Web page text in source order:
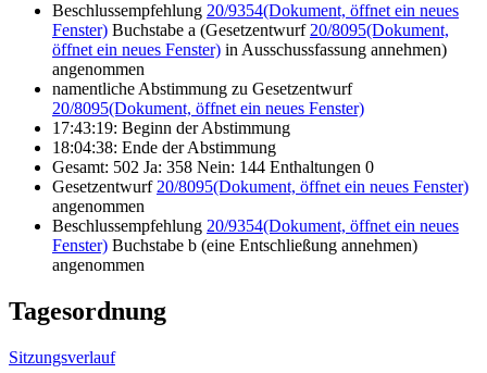
Beschlussempfehlung 20/9354(Dokument, öffnet ein neues
Fenster) Buchstabe a (Gesetzentwurf20/8095(Dokument,
öffnet ein neues Fenster) in Ausschussfassung annehmen)
angenommen
namentliche Abstimmung zu Gesetzentwurf
20/8095(Dokument, öffnet ein neues Fenster)
17:43:19: Beginn der Abstimmung
18:04:38: Ende der Abstimmung
Gesamt: 502 Ja: 358 Nein: 144 Enthaltungen 0
Gesetzentwurf20/8095(Dokument, öffnet ein neues Fenster)
angenommen
Beschlussempfehlung 20/9354(Dokument, öffnet ein neues
Fenster) Buchstabe b (eine Entschließung annehmen)
angenommen
Tagesordnung
Sitzungsverlauf